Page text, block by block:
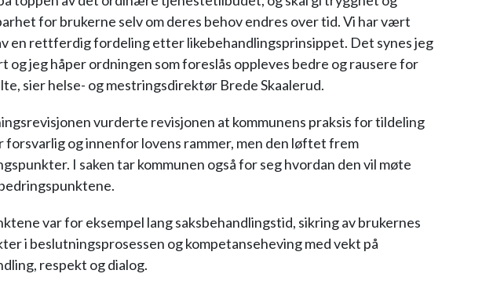
for brukerne selv om deres behov endres over tid. Vi har vært
en rettferdig fordeling etter likebehandlingsprinsippet. Det synes jeg
og jeg håper ordningen som foreslås oppleves bedre og rausere for
sier helse- og mestringsdirektør Brede Skaalerud.
vurderte revisjonen at kommunens praksis for tildeling
forsvarlig og innenfor lovens rammer, men den løftet frem
I saken tar kommunen også for seg hvordan den vil møte
var for eksempel lang saksbehandlingstid, sikring av brukernes
i beslutningsprosessen og kompetanseheving med vekt på
respekt og dialog.